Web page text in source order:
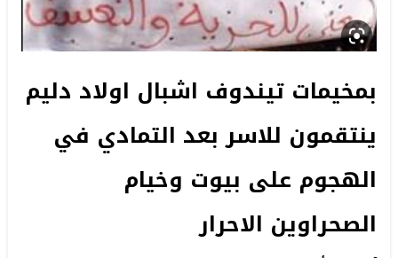
بمخيمات تيندوف اشبال اولاد دليم
ينتقمون للاسر بعد التمادي في
الهجوم على بيوت وخيام
الصحراوين الاحرار